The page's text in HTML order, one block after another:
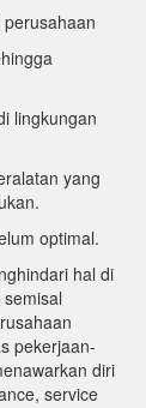
lingkungan
yang
optimal.
hal di
pekerjaan-
diri
service